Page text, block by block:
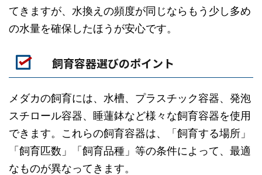
てきますが、水換えの頻度が同じならもう少し多め
の水量を確保したほうが安心です。
飼育容器選びのポイント
メダカの飼育には、水槽、プラスチック容器、発泡
スチロール容器、睡蓮鉢など様々な飼育容器を使用
できます。これらの飼育容器は、「飼育する場所」
「飼育匹数」「飼育品種」等の条件によって、最適
なものが異なってきます。